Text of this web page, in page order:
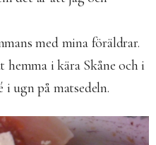
med mina föräldrar.
i kära Skåne och i
ugn på matsedeln.